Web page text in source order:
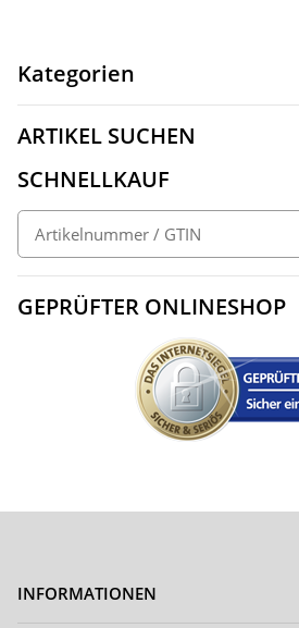
Kategorien
ARTIKEL SUCHEN
SCHNELLKAUF
GEPRÜFTER ONLINESHOP
INFORMATIONEN